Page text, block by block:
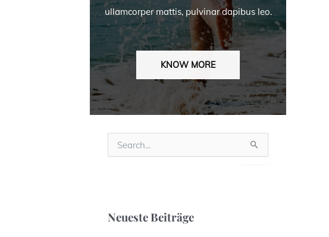
ullamcorper mattis, pulvinar dapibus leo.
KNOW MORE
a
Neueste Beiträge